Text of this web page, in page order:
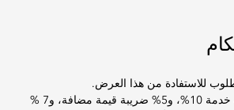
للاستفادة من هذا العرض.
تحضع الأسعار لضريبة خدمة 10%، و5% ضريبة قيمة مضافة، و7 %